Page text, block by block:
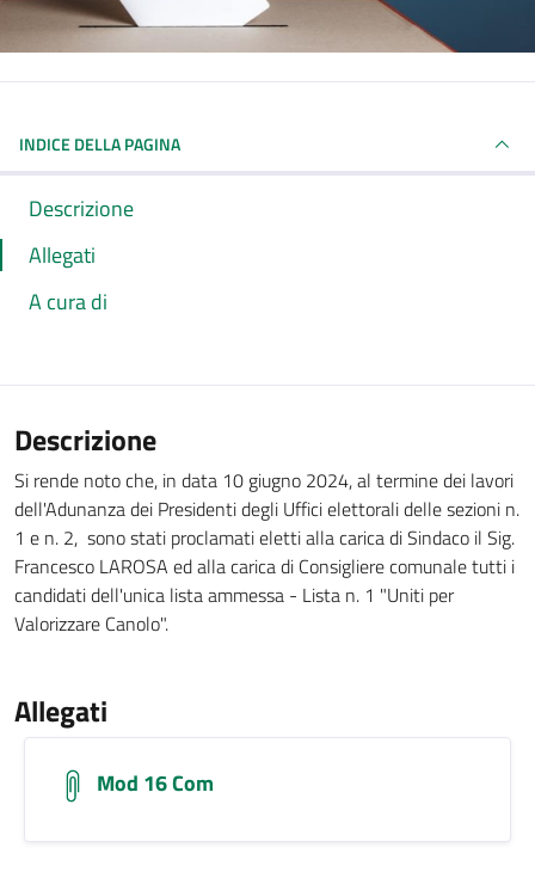
INDICE DELLA PAGINA
Descrizione
Allegati
A cura di
Descrizione
Si rende noto che, in data 10 giugno 2024, al termine dei lavori
dell'Adunanza dei Presidenti degli Uffici elettorali delle sezioni n.
1 e n. 2, sono stati proclamati eletti alla carica di Sindaco il Sig.
Francesco LAROSA ed alla carica di Consigliere comunale tutti i
candidati dell'unica lista ammessa - Lista n. 1 "Uniti per
Valorizzare Canolo".
Allegati
Mod 16 Com